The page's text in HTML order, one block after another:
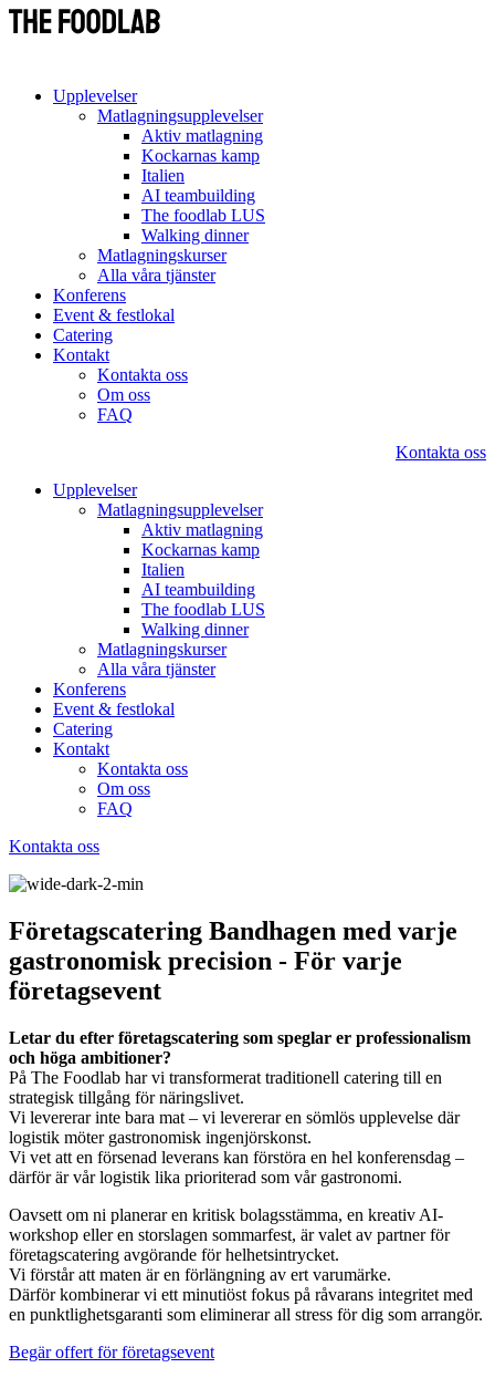
Upplevelser
Matlagningsupplevelser
Aktiv matlagning
Kockarnas kamp
Italien
AI teambuilding
The foodlab LUS
Walking dinner
Matlagningskurser
Alla våra tjänster
Konferens
Event & festlokal
Catering
Kontakt
Kontakta oss
Om oss
FAQ
Kontakta oss
Upplevelser
Matlagningsupplevelser
Aktiv matlagning
Kockarnas kamp
Italien
AI teambuilding
The foodlab LUS
Walking dinner
Matlagningskurser
Alla våra tjänster
Konferens
Event & festlokal
Catering
Kontakt
Kontakta oss
Om oss
FAQ
Kontakta oss
Företagscatering Bandhagen med varje
gastronomisk precision - För varje
företagsevent
Letar du efter företagscatering som speglar er professionalism
och höga ambitioner?
På The Foodlab har vi transformerat traditionell catering till en
strategisk tillgång för näringslivet.
Vi levererar inte bara mat – vi levererar en sömlös upplevelse där
logistik möter gastronomisk ingenjörskonst.
Vi vet att en försenad leverans kan förstöra en hel konferensdag –
därför är vår logistik lika prioriterad som vår gastronomi.
Oavsett om ni planerar en kritisk bolagsstämma, en kreativ AI-
workshop eller en storslagen sommarfest, är valet av partner för
företagscatering avgörande för helhetsintrycket.
Vi förstår att maten är en förlängning av ert varumärke.
Därför kombinerar vi ett minutiöst fokus på råvarans integritet med
en punktlighetsgaranti som eliminerar all stress för dig som arrangör.
Begär offert för företagsevent